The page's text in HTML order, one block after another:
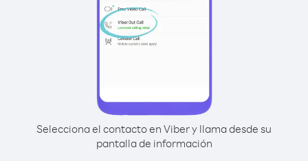
Selecciona el contacto en Viber y llama desde su
pantalla de información